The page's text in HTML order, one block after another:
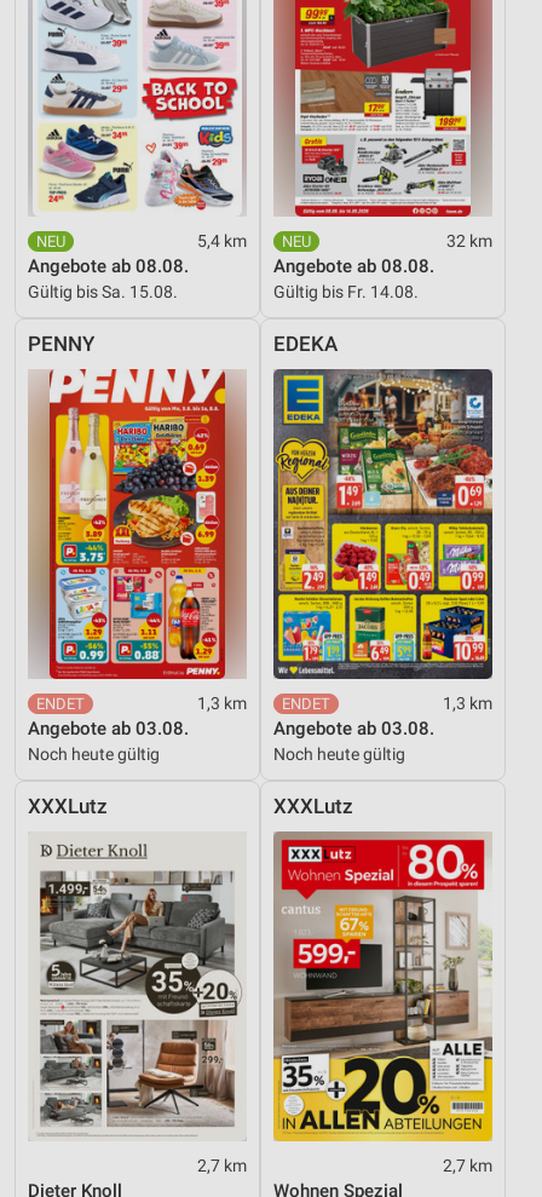
5,4 km
Angebote ab 08.08.
Gültig bis Sa. 15.08.
32 km
Angebote ab 08.08.
Gültig bis Fr. 14.08.
PENNY
1,3 km
Angebote ab 03.08.
Noch heute gültig
EDEKA
1,3 km
Angebote ab 03.08.
Noch heute gültig
XXXLutz
2,7 km
Dieter Knoll
XXXLutz
2,7 km
Wohnen Spezial